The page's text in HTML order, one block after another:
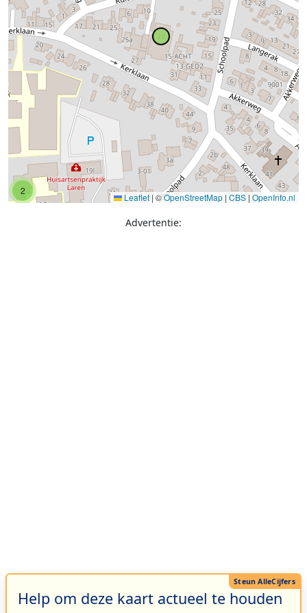
2
Leaflet | ©OpenStreetMap | CBS | OpenInfo.nl
Advertentie:
Help om deze kaart actueel te houden